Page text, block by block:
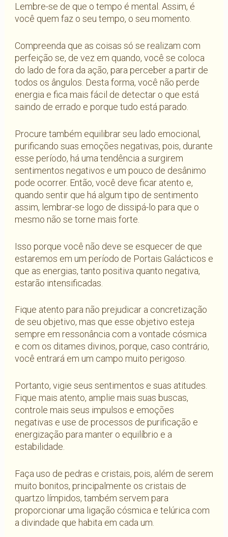
Lembre-se de que o tempo é mental. Assim, é
você quem faz o seu tempo, o seu momento.
Compreenda que as coisas só se realizam com
perfeição se, de vez em quando, você se coloca
do lado de fora da ação, para perceber a partir de
todos os ângulos. Desta forma, você não perde
energia e fica mais fácil de detectar o que está
saindo de errado e porque tudo está parado.
Procure também equilibrar seu lado emocional,
purificando suas emoções negativas, pois, durante
esse período, há uma tendência a surgirem
sentimentos negativos e um pouco de desânimo
pode ocorrer. Então, você deve ficar atento e,
quando sentir que há algum tipo de sentimento
assim, lembrar-se logo de dissipá-lo para que o
mesmo não se torne mais forte.
Isso porque você não deve se esquecer de que
estaremos em um período de Portais Galácticos e
que as energias, tanto positiva quanto negativa,
estarão intensificadas.
Fique atento para não prejudicar a concretização
de seu objetivo, mas que esse objetivo esteja
sempre em ressonância com a vontade cósmica
e com os ditames divinos, porque, caso contrário,
você entrará em um campo muito perigoso.
Portanto, vigie seus sentimentos e suas atitudes.
Fique mais atento, amplie mais suas buscas,
controle mais seus impulsos e emoções
negativas e use de processos de purificação e
energização para manter o equilíbrio e a
estabilidade.
Faça uso de pedras e cristais, pois, além de serem
muito bonitos, principalmente os cristais de
quartzo límpidos, também servem para
proporcionar uma ligação cósmica e telúrica com
a divindade que habita em cada um.